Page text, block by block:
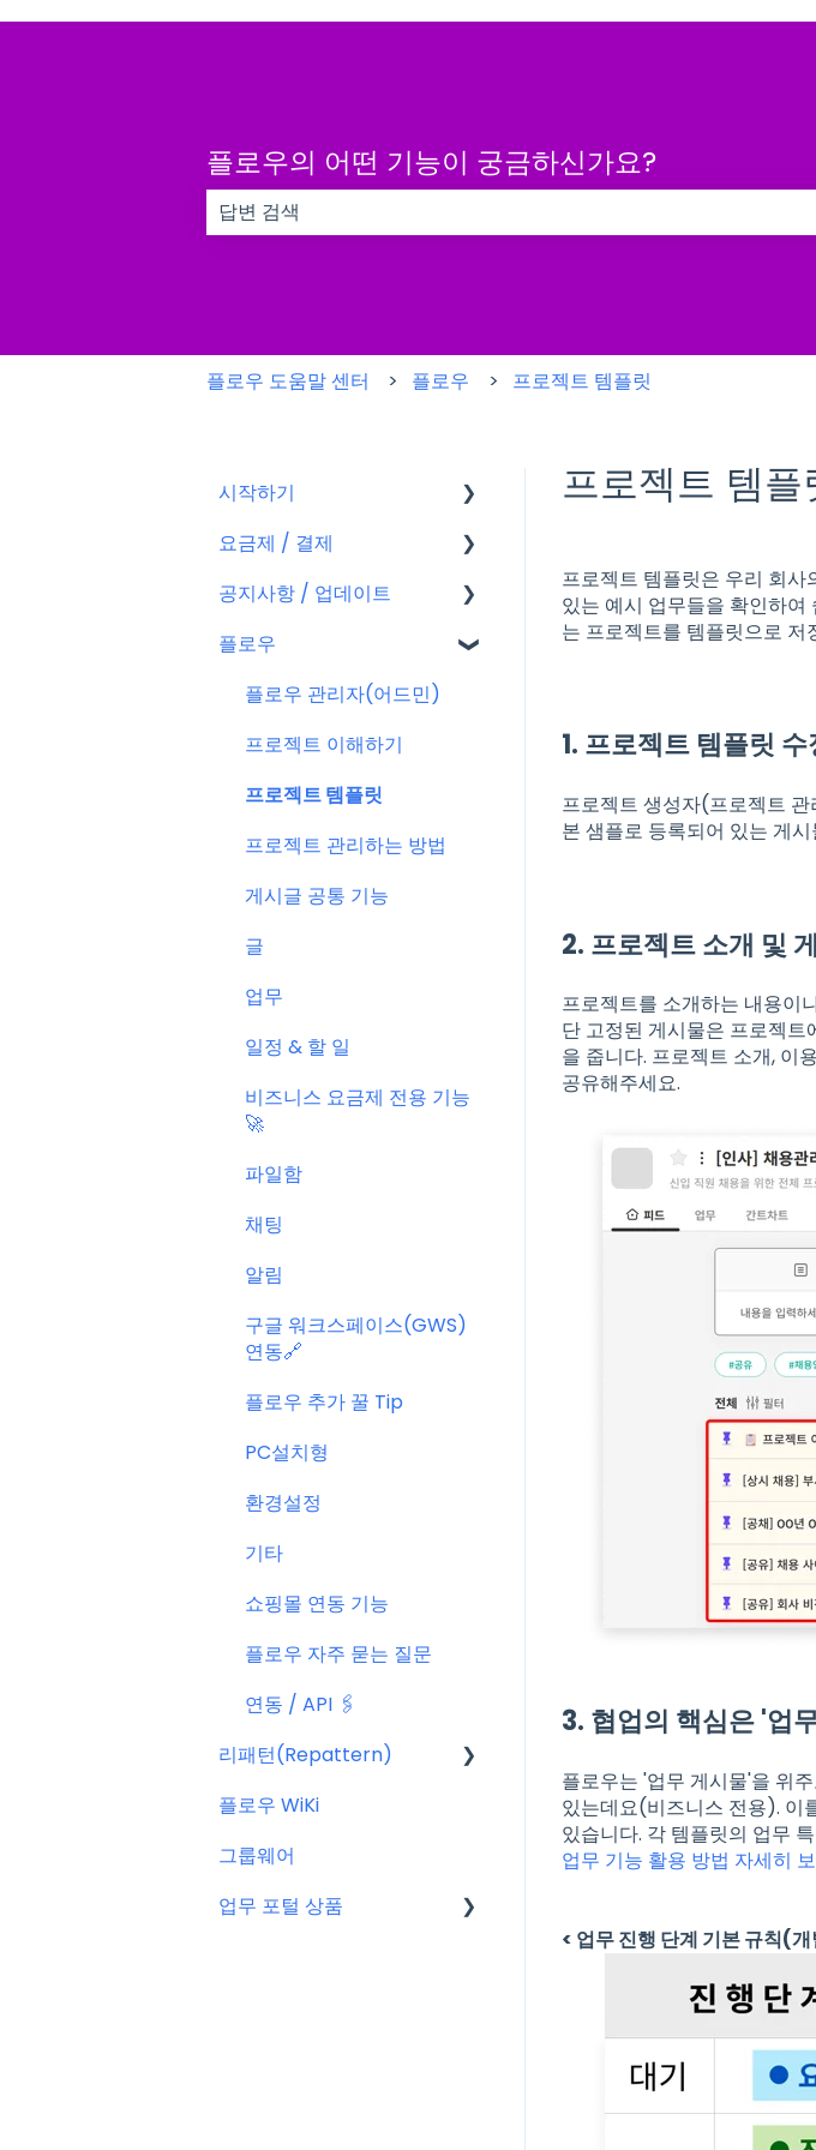
플로우의 어떤 기능이 궁금하신가요?
플로우 도움말 센터 플로우 프로젝트 템플릿
프로젝트 템플
프로젝트 템플릿은 우리 회
있는 예시 업무들을 확인하
는 프로젝트를 템플릿으로 저
1. 프로젝트 템플릿
프로젝트 생성자(프로젝트
본 샘플로 등록되어 있는 게
2. 프로젝트 소개 및
프로젝트를 소개하는 내용이
단 고정된 게시물은 프로젝
을 줍니다. 프로젝트 소개, 이
공유해주세요.
3. 협업의 핵심은 '업
플로우는 '업무 게시물'을 위
있는데요(비즈니스 전용). 이
있습니다. 각 템플릿의 업무
업무 기능 활용 방법 자세히
< 업무 진행 단계 기본 규칙(
시작하기
회원가입
플로우 계정
요금제 / 결제
요금제
결제
결제 관련 자주 묻는 질문
공지사항 / 업데이트
공지사항
특별 프로모션
신규 업데이트 (PC&서버)
서버 작업
KT cloud BizWorks 서버
플로우
플로우 관리자(어드민)
프로젝트 이해하기
프로젝트 템플릿
프로젝트 관리하는 방법
게시글 공통 기능
글
업무
일정 & 할 일
비즈니스 요금제 전용 기능
🚀
파일함
채팅
알림
구글 워크스페이스(GWS)
연동🔗
플로우 추가 꿀 Tip
PC설치형
환경설정
기타
쇼핑몰 연동 기능
플로우 자주 묻는 질문
연동 / API 🖇️
리패턴(Repattern)
리패턴(Repattern) (NE
플로우 WiKi
그룹웨어
업무 포털 상품